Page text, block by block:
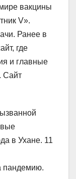
вакцины
V».
Ранее в
где
и главные
Сайт
в Ухане. 11
пандемию.